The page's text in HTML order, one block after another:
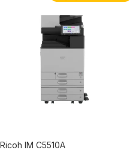
Ricoh IM C5510A